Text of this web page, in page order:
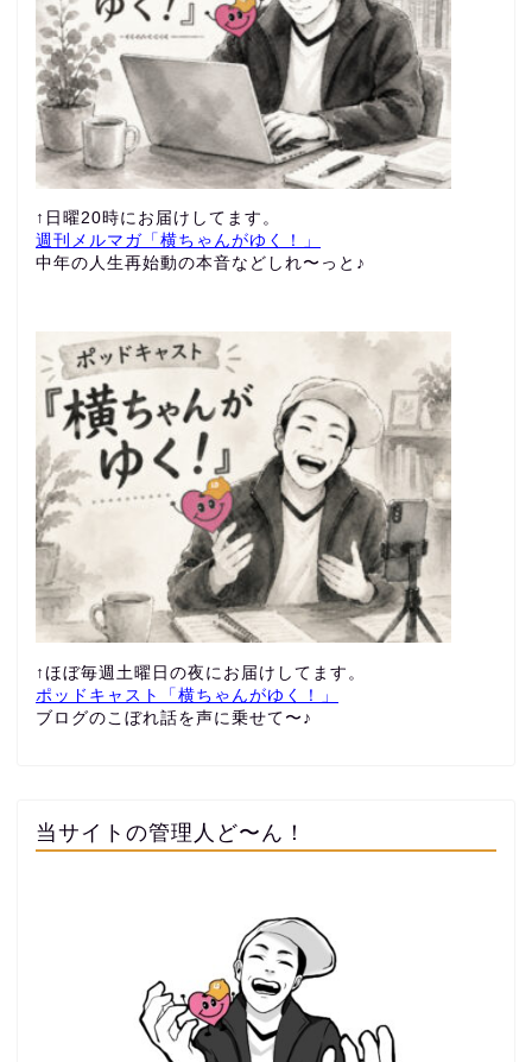
↑日曜20時にお届けしてます。
週刊メルマガ「横ちゃんがゆく！」
中年の人生再始動の本音などしれ〜っと♪
↑ほぼ毎週土曜日の夜にお届けしてます。
ポッドキャスト「横ちゃんがゆく！」
ブログのこぼれ話を声に乗せて〜♪
当サイトの管理人ど〜ん！